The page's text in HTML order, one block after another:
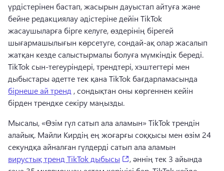
үрдістерінен бастап, жасырын дауыстап айтуға және
бейне редакциялау әдістеріне дейін TikTok
жасаушыларға бірге келуге, өздерінің бірегей
шығармашылығын көрсетуге, сондай-ақ олар жасалып
TikTok сын-тегеуріндері, трендтері, хэштегтері мен
дыбыстары әдетте тек қана TikTok бағдарламасында
бірнеше ай тренд , сондықтан оны көргеннен кейін
бірден трендке секіру маңызды.
Мысалы, «Өзім гүл сатып ала аламын» TikTok трендін
алайық. Майли Кирдің ең жоғарғы соққысы мен өзім 24
секундқа айналған гүлдерді сатып ала аламын
вирустық тренд TikTok дыбысы
(opens in a new tab)
, әннің тек 3 айында